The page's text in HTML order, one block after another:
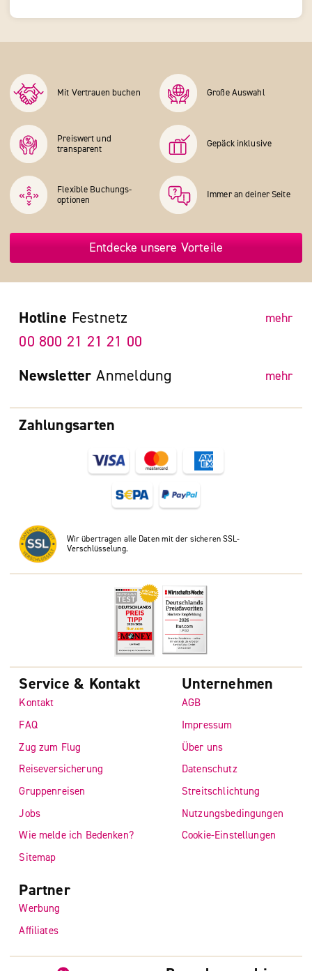
Mit Vertrauen buchen Große Auswahl
Preiswert und
transparent
Gepäck inklusive
Flexible Buchungs­
optionen
Immer an deiner Seite
Entdecke unsere Vorteile
Zahlungsarten
Wir übertragen alle Daten mit der sicheren SSL-
Verschlüsselung.
Hotline Festnetz mehr
00 800 21 21 21 00
Newsletter Anmeldung mehr
Service & Kontakt
Kontakt
FAQ
Zug zum Flug
Reiseversicherung
Gruppenreisen
Jobs
Wie melde ich Bedenken?
Sitemap
Unternehmen
AGB
Impressum
Über uns
Datenschutz
Streitschlichtung
Nutzungsbedingungen
Cookie-Einstellungen
Partner
Werbung
Affiliates